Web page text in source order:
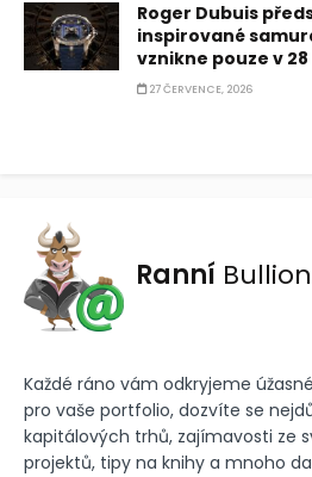
Roger Dubuis
inspirované
vznikne pouze v
27 ČERVENCE, 2026
Ranní
Každé ráno vám odkryjeme
pro vaše portfolio, dozvíte se
kapitálových trhů, zajímavosti ze
projektů, tipy na knihy a mnoho